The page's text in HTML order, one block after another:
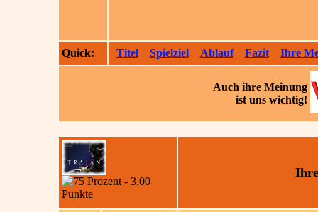
Quick: Titel Spielziel Ablauf Fazit Ihre
Auch ihre Meinung
ist uns wichtig!